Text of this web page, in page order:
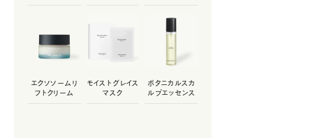
エクソソームリ
フトクリーム
モイストグレイス
マスク
ボタニカルスカ
ルプエッセンス